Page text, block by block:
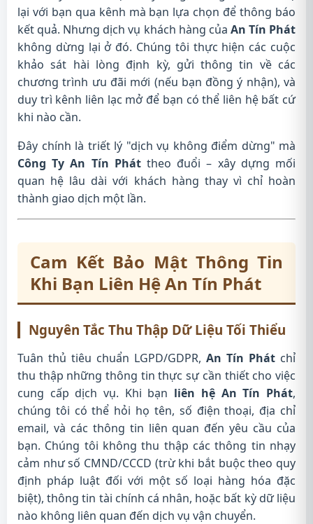
lại với bạn qua kênh mà bạn lựa chọn để thông báo
kết quả. Nhưng dịch vụ khách hàng của An Tín Phát
không dừng lại ở đó. Chúng tôi thực hiện các cuộc
khảo sát hài lòng định kỳ, gửi thông tin về các
chương trình ưu đãi mới (nếu bạn đồng ý nhận), và
duy trì kênh liên lạc mở để bạn có thể liên hệ bất cứ
khi nào cần.
Đây chính là triết lý "dịch vụ không điểm dừng" mà
Công Ty An Tín Pháttheo đuổi – xây dựng mối
quan hệ lâu dài với khách hàng thay vì chỉ hoàn
thành giao dịch một lần.
Cam Kết Bảo Mật Thông Tin
Khi Bạn Liên Hệ An Tín Phát
Nguyên Tắc Thu Thập Dữ Liệu Tối Thiểu
Tuân thủ tiêu chuẩn LGPD/GDPR, An Tín Phát chỉ
thu thập những thông tin thực sự cần thiết cho việc
cung cấp dịch vụ. Khi bạn liên hệ An Tín Phát,
chúng tôi có thể hỏi họ tên, số điện thoại, địa chỉ
email, và các thông tin liên quan đến yêu cầu của
bạn. Chúng tôi không thu thập các thông tin nhạy
cảm như số CMND/CCCD (trừ khi bắt buộc theo quy
định pháp luật đối với một số loại hàng hóa đặc
biệt), thông tin tài chính cá nhân, hoặc bất kỳ dữ liệu
nào không liên quan đến dịch vụ vận chuyển.